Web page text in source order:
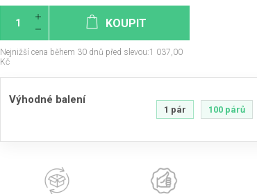
KOUPIT
Nejnižší cena během 30 dnů před slevou:1 037,00
Kč
Výhodné balení
1 pár 100 párů